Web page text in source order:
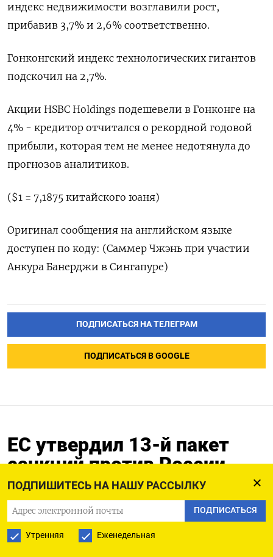
ПОДПИШИТЕСЬ НА НАШУ РАССЫЛКУ
ПОДПИСАТЬСЯ
Утренняя Еженедельная
индекс недвижимости возглавили рост,
прибавив 3,7% и 2,6% соответственно.
Гонконгский индекс технологических гигантов
подскочил на 2,7%.
Акции HSBC Holdings подешевели в Гонконге на
4% - кредитор отчитался о рекордной годовой
прибыли, которая тем не менее недотянула до
прогнозов аналитиков.
($1 = 7,1875 китайского юаня)
Оригинал сообщения на английском языке
доступен по коду: (Саммер Чжэнь при участии
Анкура Банерджи в Сингапуре)
ПОДПИСАТЬСЯ НА ТЕЛЕГРАМ
ПОДПИСАТЬСЯ В GOOGLE
ЕС утвердил 13-й пакет
санкций против России
21.02.2024 Обновлено: